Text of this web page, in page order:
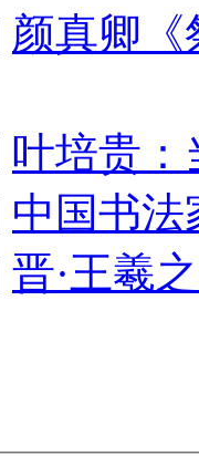
颜真卿《
叶培贵：
中国书法
晋·王羲